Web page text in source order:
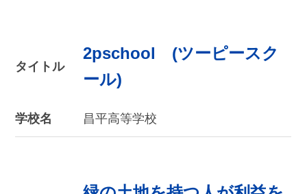
タイトル
2pschool (ツーピースク
ール)
学校名 昌平高等学校